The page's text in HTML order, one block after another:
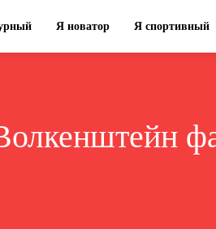
Я новатор Я спортивный